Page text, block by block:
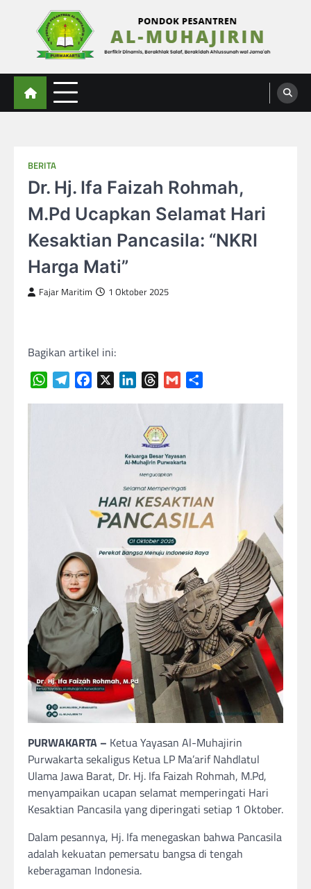
Al-Muhajirin
Berpikir Dinamis – Berakhlak Salaf – Berakidah Ahlussunah wal Jamaah
BERITA
Dr. Hj. Ifa Faizah Rohmah,
M.Pd Ucapkan Selamat Hari
Kesaktian Pancasila: “NKRI
Harga Mati”
Fajar Maritim 1 Oktober 2025
Bagikan artikel ini:
WhatsAppTelegramFacebook LinkedInThreads
Gmail
PURWAKARTA – Ketua Yayasan Al-Muhajirin
Purwakarta sekaligus Ketua LP Ma’arif Nahdlatul
Ulama Jawa Barat, Dr. Hj. Ifa Faizah Rohmah, M.Pd,
menyampaikan ucapan selamat memperingati Hari
Kesaktian Pancasila yang diperingati setiap 1 Oktober.
Dalam pesannya, Hj. Ifa menegaskan bahwa Pancasila
adalah kekuatan pemersatu bangsa di tengah
keberagaman Indonesia.